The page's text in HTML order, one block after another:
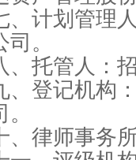
、计划管理
司。
、托管人：
、登记机构
。
、律师事务